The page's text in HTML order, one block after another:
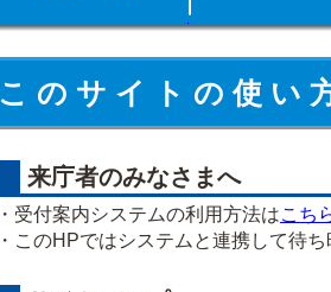
こ の サ イ ト の 使 い
来庁者のみなさまへ
・受付案内システムの利用方法はこち
・このHPではシステムと連携して待